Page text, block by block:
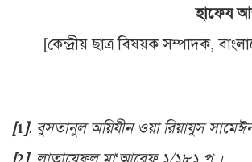
হাফেয
[কেন্দ্রীয় ছাত্র বিষয়ক সম্পাদক,
[1]. বুসতানুল অয়িযীন ওয়া রিয়াযুস
[2]. লাতায়েফুল মা‘আরেফ ১/১৮১ পৃ.।